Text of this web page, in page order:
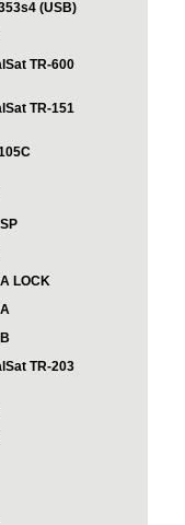
(USB)
TR-600
TR-151
LOCK
TR-203